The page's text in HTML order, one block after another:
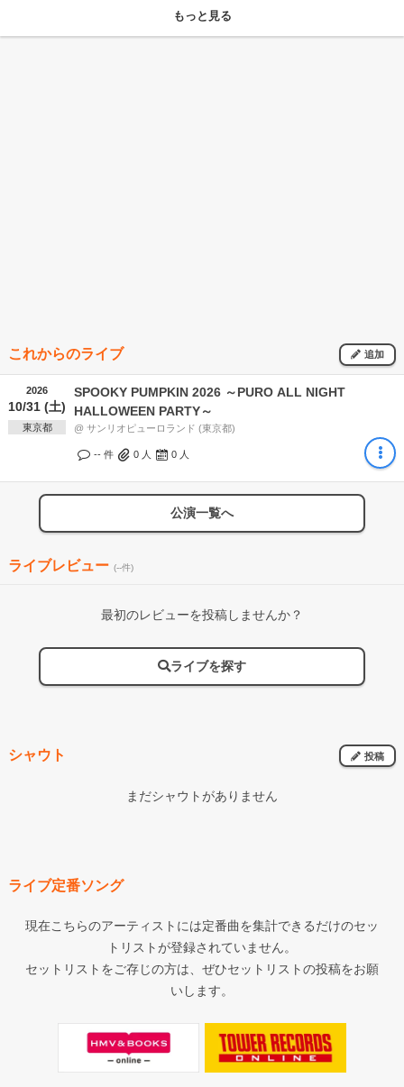
もっと見る
これからのライブ 追加
2026
10/31 (土)
東京都
SPOOKY PUMPKIN 2026 ～PURO ALL NIGHT
HALLOWEEN PARTY～
@ サンリオピューロランド (東京都)
-- 件 0 人 0 人
公演一覧へ
ライブレビュー (--件)
最初のレビューを投稿しませんか？
ライブを探す
シャウト 投稿
まだシャウトがありません
ライブ定番ソング
現在こちらのアーティストには定番曲を集計できるだけのセッ
トリストが登録されていません。
セットリストをご存じの方は、ぜひセットリストの投稿をお願
いします。